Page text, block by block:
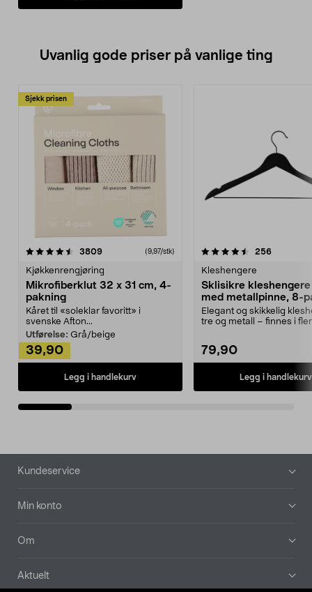
Uvanlig gode priser på vanlige ting
Sjekk prisen
3809anmeldelser(9,97/stk)
Kjøkkenrengjøring
Mikrofiberklut 32 x 31 cm, 4-
pakning
Kåret til «soleklar favoritt» i
svenske Afton...
Utførelse: Grå/beige
39,90
Legg i handlekurv
4.5av 5 stjerner 256
Kleshengere
Sklisikre
med metallpinne, 8-
Elegant og skikkelig
tre og metall – finnes i
79,90
Legg i handlekurv
4.5av 5 stjerner
Bunntekst
Kundeservice
Min konto
Om
Aktuelt